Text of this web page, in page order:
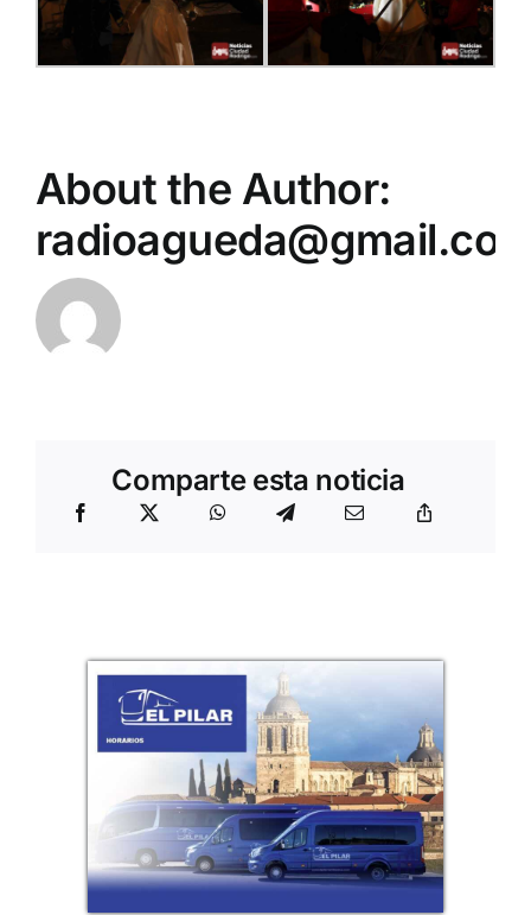
About the Author:
Comparte esta noticia